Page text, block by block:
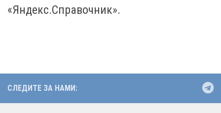
«Яндекс.Справочник».
СЛЕДИТЕ ЗА НАМИ: